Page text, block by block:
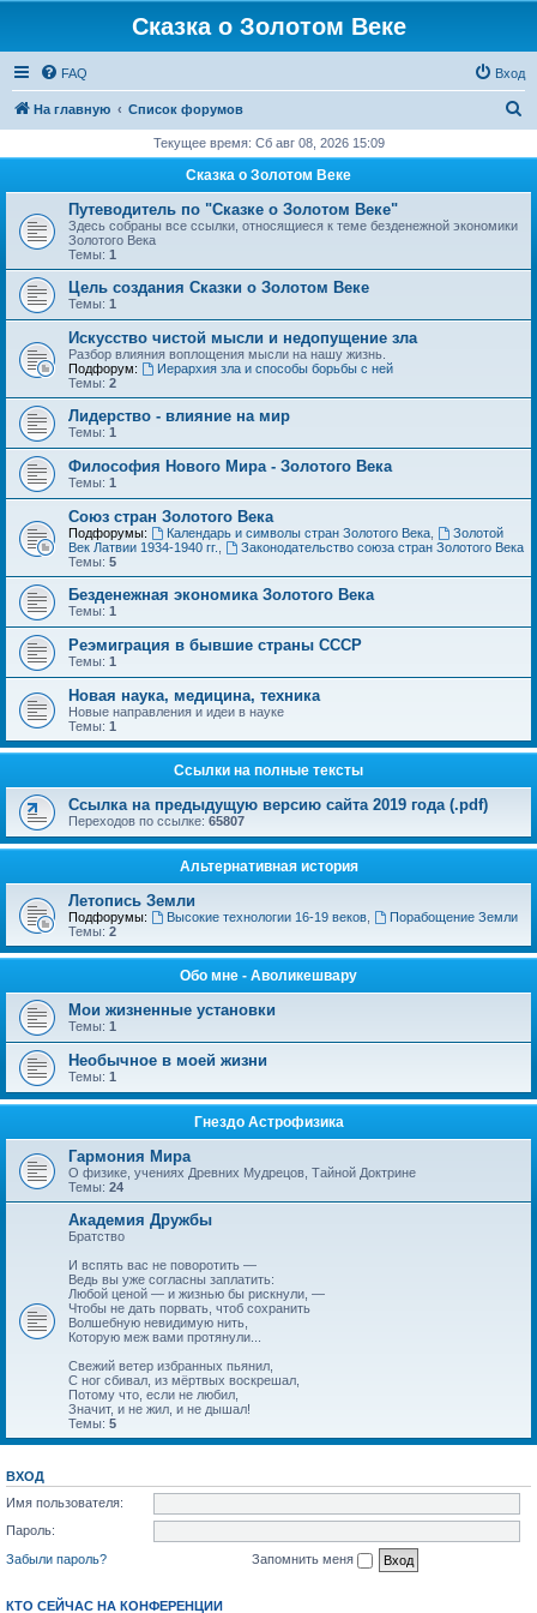
Сказка о Золотом Веке
FAQ Вход
На главную Список форумов
с
Текущее время: Сб авг 08, 2026 15:09
Сказка о Золотом Веке
Путеводитель по "Сказке о Золотом Веке"
Здесь собраны все ссылки, относящиеся к теме безденежной экономики
Золотого Века
Темы: 1
Цель создания Сказки о Золотом Веке
Темы: 1
Искусство чистой мысли и недопущение зла
Разбор влияния воплощения мысли на нашу жизнь.
Подфорум:
Иерархия зла и способы борьбы с ней
Темы: 2
Лидерство - влияние на мир
Темы: 1
Философия Нового Мира - Золотого Века
Темы: 1
Cоюз стран Золотого Века
Подфорумы: Календарь и символы стран Золотого Века,
Золотой
Век Латвии 1934-1940 гг.
Законодательство союза стран Золотого Века
Темы: 5
Безденежная экономика Золотого Века
Темы: 1
Реэмиграция в бывшие страны СССР
Темы: 1
Новая наука, медицина, техника
Новые направления и идеи в науке
Темы: 1
Ссылки на полные тексты
Ссылка на предыдущую версию сайта 2019 года (.pdf)
Переходов по ссылке: 65807
Альтернативная история
Летопись Земли
Подфорумы: Высокие технологии 16-19 веков,
Порабощение Земли
Темы: 2
Обо мне - Аволикешвару
Мои жизненные установки
Темы: 1
Необычное в моей жизни
Темы: 1
Гнездо Астрофизика
Гармония Мира
О физике, учениях Древних Мудрецов, Тайной Доктрине
Темы: 24
Академия Дружбы
Братство
И вспять вас не поворотить —
Ведь вы уже согласны заплатить:
Любой ценой — и жизнью бы рискнули, —
Чтобы не дать порвать, чтоб сохранить
Волшебную невидимую нить,
Которую меж вами протянули...
Свежий ветер избранных пьянил,
С ног сбивал, из мёртвых воскрешал,
Потому что, если не любил,
Значит, и не жил, и не дышал!
Темы: 5
ВХОД
Имя пользователя:
Пароль:
Забыли пароль?
Запомнить меня
КТО СЕЙЧАС НА КОНФЕРЕНЦИИ